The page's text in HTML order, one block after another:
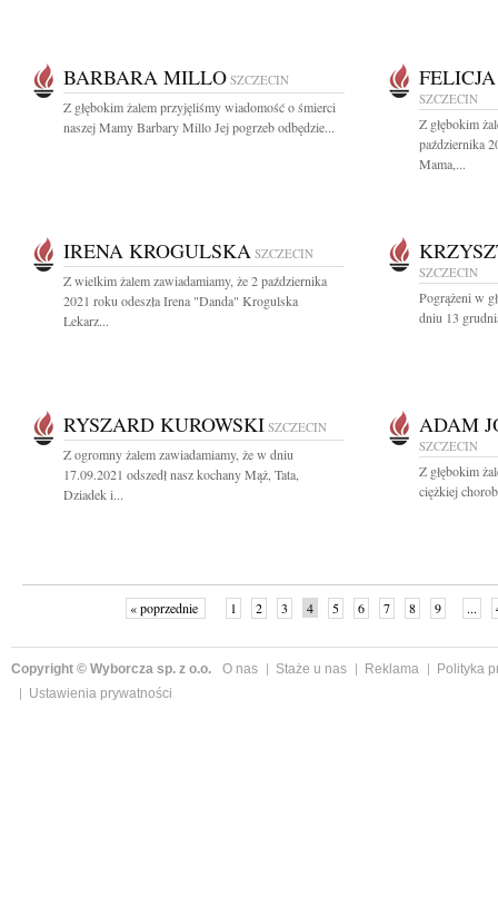
BARBARA MILLO SZCZECIN
Z głębokim żalem przyjęliśmy wiadomość o śmierci
naszej Mamy Barbary Millo Jej pogrzeb odbędzie...
SZCZECIN
Z głębokim
października
Mama,...
IRENA KROGULSKA SZCZECIN
Z wielkim żalem zawiadamiamy, że 2 października
2021 roku odeszła Irena "Danda" Krogulska
Lekarz...
SZCZECIN
Pogrążeni w
dniu 13
RYSZARD KUROWSKI SZCZECIN
Z ogromny żalem zawiadamiamy, że w dniu
17.09.2021 odszedł nasz kochany Mąż, Tata,
Dziadek i...
ADAM
SZCZECIN
Z głębokim
ciężkiej
« poprzednie 1 2 3 4 5 6 7 8 9 ...
Copyright © Wyborcza sp. z o.o. O nas Staże u nas Reklama
Polityka
Ustawienia prywatności